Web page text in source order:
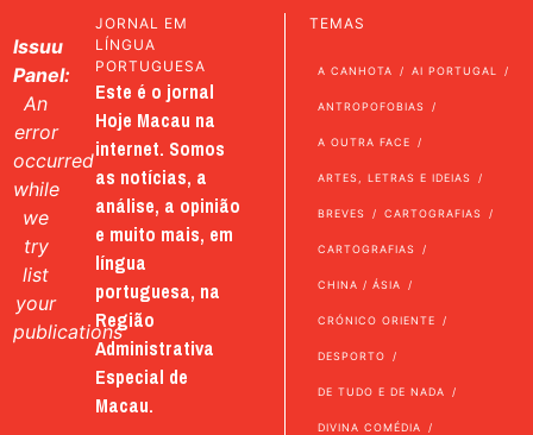
Issuu
Panel:
An
error
occurred
while
we
try
list
your
publications
JORNAL EM
LÍNGUA
PORTUGUESA
Este é o jornal
Hoje Macau na
internet. Somos
as notícias, a
análise, a opinião
e muito mais, em
língua
portuguesa, na
Região
Administrativa
Especial de
Macau.
TEMAS
A CANHOTA AI PORTUGAL
ANTROPOFOBIAS
A OUTRA FACE
ARTES, LETRAS E IDEIAS
BREVES CARTOGRAFIAS
CARTOGRAFIAS
CHINA / ÁSIA
CRÓNICO ORIENTE
DESPORTO
DE TUDO E DE NADA
DIVINA COMÉDIA